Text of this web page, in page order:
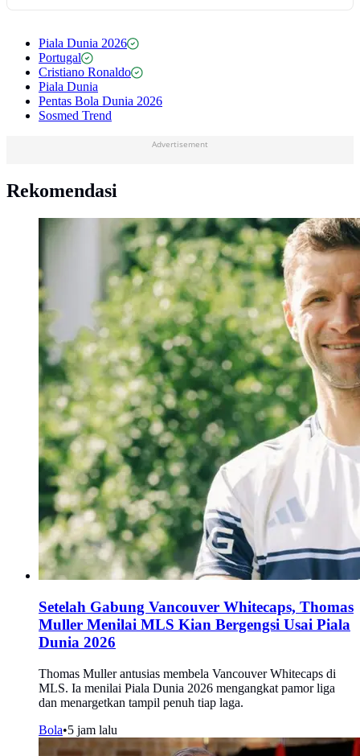
Piala Dunia 2026
Portugal
Cristiano Ronaldo
Piala Dunia
Pentas Bola Dunia 2026
Sosmed Trend
Advertisement
Rekomendasi
Setelah Gabung Vancouver Whitecaps, Thomas
Muller Menilai MLS Kian Bergengsi Usai Piala
Dunia 2026
Thomas Muller antusias membela Vancouver Whitecaps di
MLS. Ia menilai Piala Dunia 2026 mengangkat pamor liga
dan menargetkan tampil penuh tiap laga.
Bola•5 jam lalu